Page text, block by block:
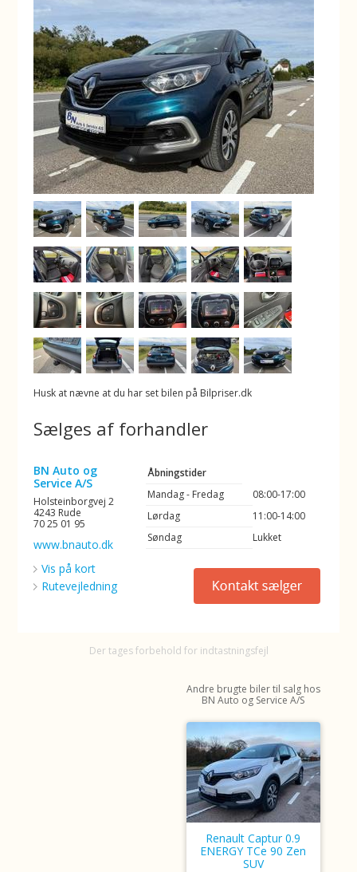
Husk at nævne at du har set bilen på Bilpriser.dk
Sælges af forhandler
BN Auto og
Service A/S
Holsteinborgvej 2
4243 Rude
70 25 01 95
www.bnauto.dk
Vis på kort
Rutevejledning
Åbningstider
Mandag - Fredag
08:00-17:00
Lørdag
11:00-14:00
Søndag
Lukket
Der tages forbehold for indtastningsfejl
Andre brugte biler til salg hos
BN Auto og Service A/S
Renault Captur 0.9
ENERGY TCe 90 Zen
SUV